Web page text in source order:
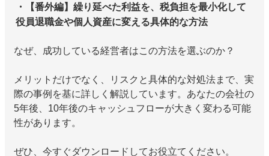
・【番外編】繰り延べた利益を、税負担を最小化して
役員退職金や個人資産に変える具体的な方法
なぜ、成功している経営者はこの方法を選ぶのか？
メリットだけでなく、リスクと具体的な対処法まで、実
際の事例を基に詳しく解説しています。あなたの会社の
5年後、10年後のキャッシュフローが大きく変わる可能
性があります。
ぜひ、今すぐダウンロードしてお役立てください。